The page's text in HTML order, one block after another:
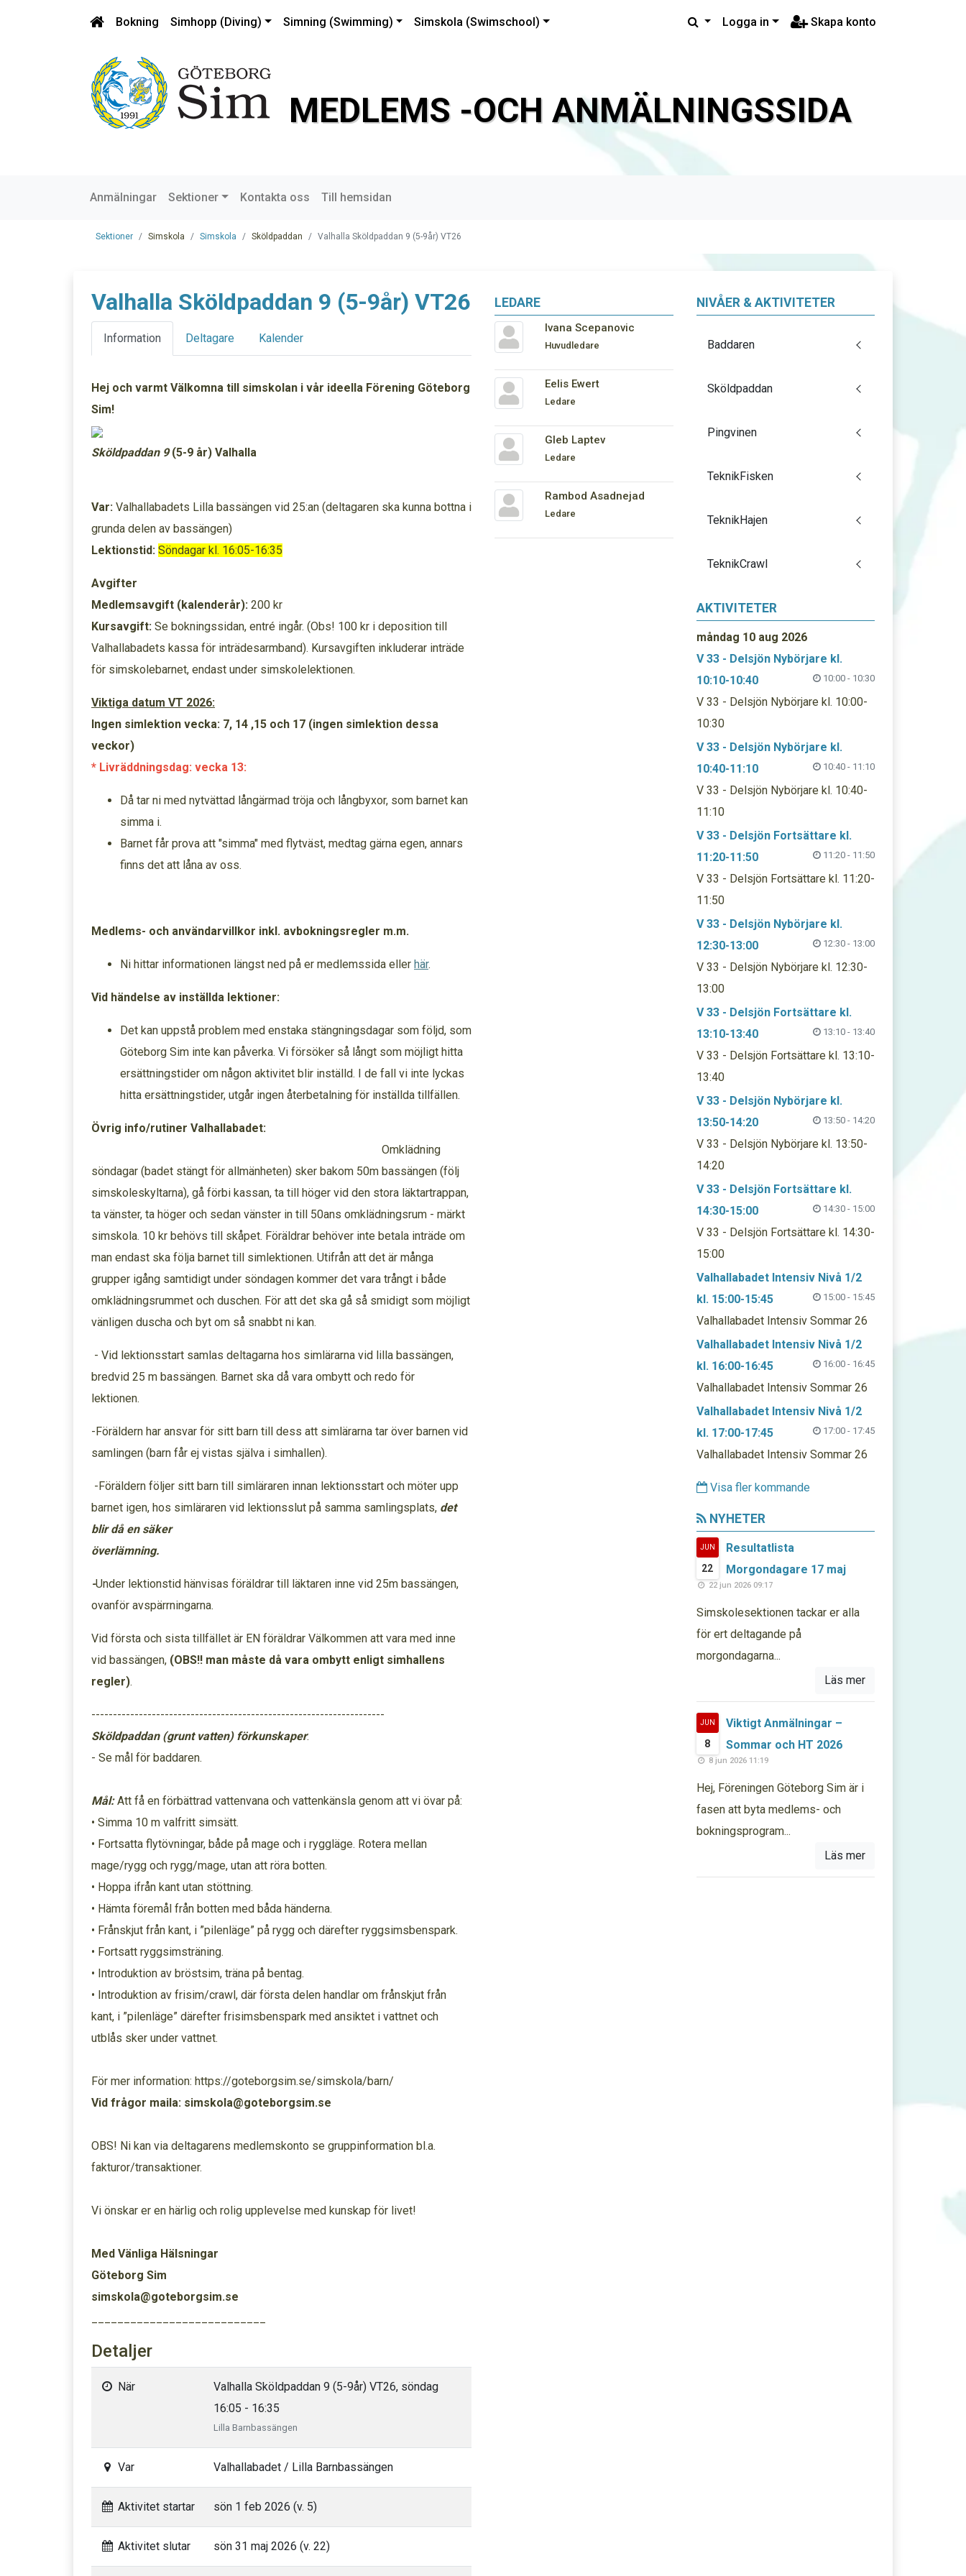
Bokning Simhopp (Diving) Simning (Swimming) Simskola (Swimschool) Logga in Skapa konto
MEDLEMS -OCH ANMÄLNINGSSIDA
Anmälningar Sektioner Kontakta oss Till hemsidan
Sektioner Simskola Simskola Sköldpaddan Valhalla Sköldpaddan 9 (5-9år) VT26
LEDARE
Ivana Scepanovic
Huvudledare
Eelis Ewert
Ledare
Gleb Laptev
Ledare
Rambod Asadnejad
Ledare
Valhalla Sköldpaddan 9 (5-9år) VT26
Information Deltagare Kalender
Hej och varmt Välkomna till simskolan i vår ideella Förening Göteborg
Sim!
Sköldpaddan 9(5-9 år) Valhalla
Var: Valhallabadets Lilla bassängen vid 25:an (deltagaren ska kunna bottna i
grunda delen av bassängen)
Lektionstid: Söndagar kl. 16:05-16:35
Avgifter
Medlemsavgift (kalenderår): 200 kr
Kursavgift: Se bokningssidan, entré ingår. (Obs! 100 kr i deposition till
Valhallabadets kassa för inträdesarmband). Kursavgiften inkluderar inträde
för simskolebarnet, endast under simskolelektionen.
Viktiga datum VT 2026:
Ingen simlektion vecka: 7, 14 ,15 och 17 (ingen simlektion dessa
veckor)
* Livräddningsdag: vecka 13:
Då tar ni med nytvättad långärmad tröja och långbyxor, som barnet kan
simma i.
Barnet får prova att "simma" med flytväst, medtag gärna egen, annars
finns det att låna av oss.
Medlems- och användarvillkor inkl. avbokningsregler m.m.
Ni hittar informationen längst ned på er medlemssida eller här.
Vid händelse av inställda lektioner:
Det kan uppstå problem med enstaka stängningsdagar som följd, som
Göteborg Sim inte kan påverka. Vi försöker så långt som möjligt hitta
ersättningstider om någon aktivitet blir inställd. I de fall vi inte lyckas
hitta ersättningstider, utgår ingen återbetalning för inställda tillfällen.
Övrig info/rutiner Valhallabadet:
Omklädning
söndagar (badet stängt för allmänheten) sker bakom 50m bassängen (följ
simskoleskyltarna), gå förbi kassan, ta till höger vid den stora läktartrappan,
ta vänster, ta höger och sedan vänster in till 50ans omklädningsrum - märkt
simskola. 10 kr behövs till skåpet. Föräldrar behöver inte betala inträde om
man endast ska följa barnet till simlektionen. Utifrån att det är många
grupper igång samtidigt under söndagen kommer det vara trångt i både
omklädningsrummet och duschen. För att det ska gå så smidigt som möjligt
vänligen duscha och byt om så snabbt ni kan.
- Vid lektionsstart samlas deltagarna hos simlärarna vid lilla bassängen,
bredvid 25 m bassängen. Barnet ska då vara ombytt och redo för
lektionen.
-Föräldern har ansvar för sitt barn till dess att simlärarna tar över barnen vid
samlingen (barn får ej vistas själva i simhallen).
-Föräldern följer sitt barn till simläraren innan lektionsstart och möter upp
barnet igen, hos simläraren vid lektionsslut på samma samlingsplats, det
blir då en säker
överlämning.
-Under lektionstid hänvisas föräldrar till läktaren inne vid 25m bassängen,
ovanför avspärrningarna.
Vid första och sista tillfället är EN föräldrar Välkommen att vara med inne
vid bassängen, (OBS!! man måste då vara ombytt enligt simhallens
regler).
--------------------------------------------------------------------
Sköldpaddan (grunt vatten) förkunskaper:
- Se mål för baddaren.
Mål:Att få en förbättrad vattenvana och vattenkänsla genom att vi övar på:
• Simma 10 m valfritt simsätt.
• Fortsatta flytövningar, både på mage och i ryggläge. Rotera mellan
mage/rygg och rygg/mage, utan att röra botten.
• Hoppa ifrån kant utan stöttning.
• Hämta föremål från botten med båda händerna.
• Frånskjut från kant, i ”pilenläge” på rygg och därefter ryggsimsbenspark.
• Fortsatt ryggsimsträning.
• Introduktion av bröstsim, träna på bentag.
• Introduktion av frisim/crawl, där första delen handlar om frånskjut från
kant, i ”pilenläge” därefter frisimsbenspark med ansiktet i vattnet och
utblås sker under vattnet.
För mer information: https://goteborgsim.se/simskola/barn/
Vid frågor maila: simskola@goteborgsim.se
OBS! Ni kan via deltagarens medlemskonto se gruppinformation bl.a.
fakturor/transaktioner.
Vi önskar er en härlig och rolig upplevelse med kunskap för livet!
Med Vänliga Hälsningar
Göteborg Sim
simskola@goteborgsim.se
Detaljer
När
Valhalla Sköldpaddan 9 (5-9år) VT26, söndag
16:05 - 16:35
Lilla Barnbassängen
Var Valhallabadet / Lilla Barnbassängen
Aktivitet startar sön 1 feb 2026 (v. 5)
Aktivitet slutar sön 31 maj 2026 (v. 22)
NIVÅER & AKTIVITETER
Baddaren
Sköldpaddan
Pingvinen
TeknikFisken
TeknikHajen
TeknikCrawl
AKTIVITETER
måndag 10 aug 2026
V 33 - Delsjön Nybörjare kl.
10:10-10:40
10:00 - 10:30
V 33 - Delsjön Nybörjare kl. 10:00-
10:30
V 33 - Delsjön Nybörjare kl.
10:40-11:10
10:40 - 11:10
V 33 - Delsjön Nybörjare kl. 10:40-
11:10
V 33 - Delsjön Fortsättare kl.
11:20-11:50
11:20 - 11:50
V 33 - Delsjön Fortsättare kl. 11:20-
11:50
V 33 - Delsjön Nybörjare kl.
12:30-13:00
12:30 - 13:00
V 33 - Delsjön Nybörjare kl. 12:30-
13:00
V 33 - Delsjön Fortsättare kl.
13:10-13:40
13:10 - 13:40
V 33 - Delsjön Fortsättare kl. 13:10-
13:40
V 33 - Delsjön Nybörjare kl.
13:50-14:20
13:50 - 14:20
V 33 - Delsjön Nybörjare kl. 13:50-
14:20
V 33 - Delsjön Fortsättare kl.
14:30-15:00
14:30 - 15:00
V 33 - Delsjön Fortsättare kl. 14:30-
15:00
Valhallabadet Intensiv Nivå 1/2
kl. 15:00-15:45
15:00 - 15:45
Valhallabadet Intensiv Sommar 26
Valhallabadet Intensiv Nivå 1/2
kl. 16:00-16:45
16:00 - 16:45
Valhallabadet Intensiv Sommar 26
Valhallabadet Intensiv Nivå 1/2
kl. 17:00-17:45
17:00 - 17:45
Valhallabadet Intensiv Sommar 26
Visa fler kommande
NYHETER
JUN
22
Resultatlista
Morgondagare 17 maj
22 jun 2026 09:17
Simskolesektionen tackar er alla
för ert deltagande på
morgondagarna...
Läs mer
JUN
8
Viktigt Anmälningar –
Sommar och HT 2026
8 jun 2026 11:19
Hej, Föreningen Göteborg Sim är i
fasen att byta medlems- och
bokningsprogram...
Läs mer